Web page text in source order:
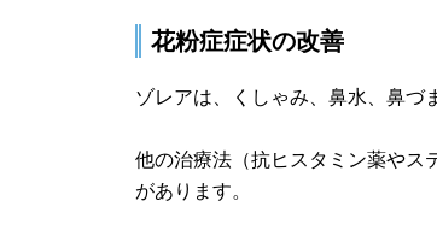
花粉症症状の改善
ゾレアは、くしゃみ、鼻水、鼻づ
他の治療法（抗ヒスタミン薬やス
があります。